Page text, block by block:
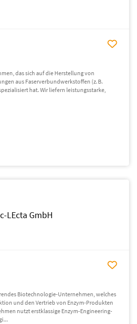
das sich auf die Herstellung von
aus Faserverbundwerkstoffen (z. B.
hat. Wir liefern leistungsstarke,
c-LEcta GmbH
Biotechnologie-Unternehmen, welches
und den Vertrieb von Enzym-Produkten
nutzt erstklassige Enzym-Engineering-